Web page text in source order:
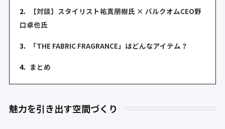
2.
【対談】スタイリスト祐真朋樹氏 × バルクオムCEO野
口卓也氏
3. 「THE FABRIC FRAGRANCE」はどんなアイテム？
4. まとめ
魅力を引き出す空間づくり